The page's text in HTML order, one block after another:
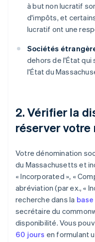
à but non lucratif
d'impôts, et
lucratif ont une
Sociétés
dehors de l'État
l'État du
2. Vérifier la
réserver votre
Votre dénomination
du Massachusetts et
« Incorporated », «
abréviation (par ex., «
recherche dans la
secrétaire du
disponibilité. Vous
60 jours en formulant